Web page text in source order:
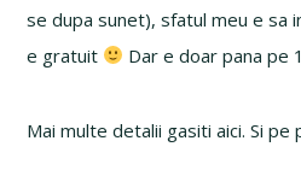
se dupa sunet), sfatul meu e sa
e gratuit
Dar e doar pana pe
Mai multe detalii gasiti aici. Si pe